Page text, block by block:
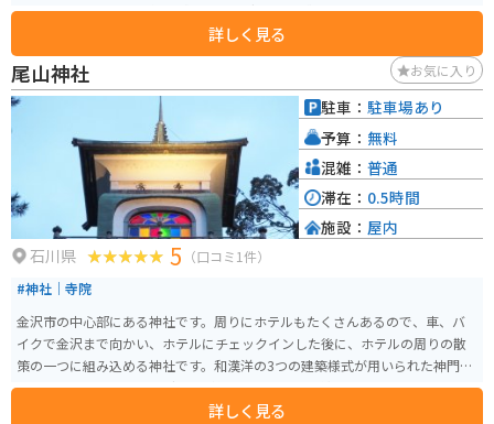
アンドロ・エルリッヒ作の《スイミング・プール》は、地上と地下で人と人
りの建物で、どの方向からでも入場可能で、無料で鑑賞できる範囲が広く設
けられています。収蔵作品は、1900年以降の歴史的参照点となる作品、1980
年代以降の新しい価値観を提案する作品、そして金沢にゆかりのある作家に
よる創造性に富む作品を集めています。 美術館内にはミュージアムショップ
やレストランも併設されていて、ゆっくりと楽しむことができます。
詳しく見る
尾山神社 お気に入り
石川県 5 （口コミ1件）
#神社｜寺院
金沢市の中心部にある神社です。周りにホテルもたくさんあるので、車、バ
イクで金沢まで向かい、ホテルにチェックインした後に、ホテルの周りの散
策の一つに組み込める神社です。和漢洋の3つの建築様式が用いられた神門
は、カラフルなステンドグラスが使用されていて、綺麗です。
詳しく見る
駐車： 駐車場あり
予算： 無料
混雑： 普通
滞在： 0.5時間
施設： 屋内